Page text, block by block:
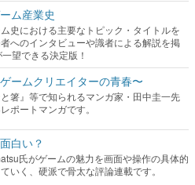
ム産業史
史における主要なトピック・タイトルを
へのインタビューや識者による解説を掲
望できる決定版！
ームクリエイターの青春〜
と箸』等で知られるマンガ家・田中圭一先
ポートマンガです。
白い？
氏がゲームの魅力を画面や操作の具体的
いく、硬派で骨太な評論連載です。